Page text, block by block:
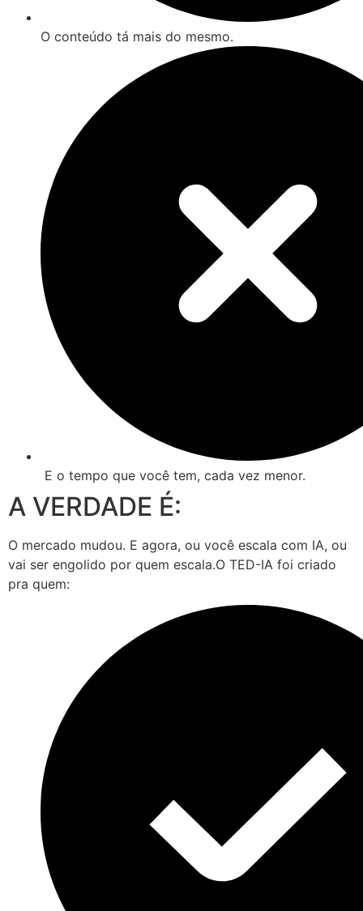
O conteúdo tá mais do mesmo.
E o tempo que você tem, cada vez menor.
A VERDADE É:
O mercado mudou. E agora, ou você escala com IA, ou
vai ser engolido por quem escala.O TED-IA foi criado
pra quem: